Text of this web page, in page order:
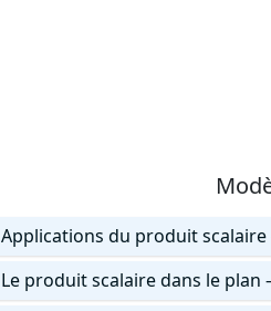
Applications du produit scalaire
Le produit scalaire dans le plan